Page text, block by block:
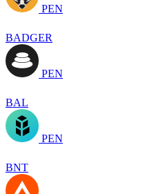
PEN
BADGER
PEN
BAL
PEN
BNT